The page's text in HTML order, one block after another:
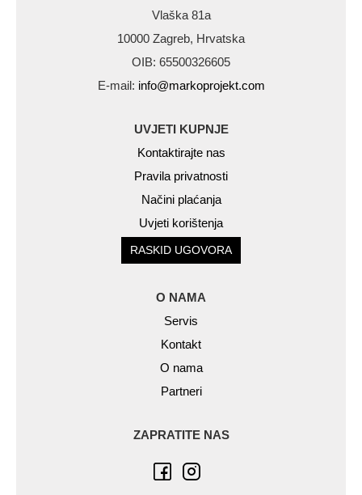
Vlaška 81a
10000 Zagreb, Hrvatska
OIB: 65500326605
E-mail: info@markoprojekt.com
UVJETI KUPNJE
Kontaktirajte nas
Pravila privatnosti
Načini plaćanja
Uvjeti korištenja
RASKID UGOVORA
O NAMA
Servis
Kontakt
O nama
Partneri
ZAPRATITE NAS